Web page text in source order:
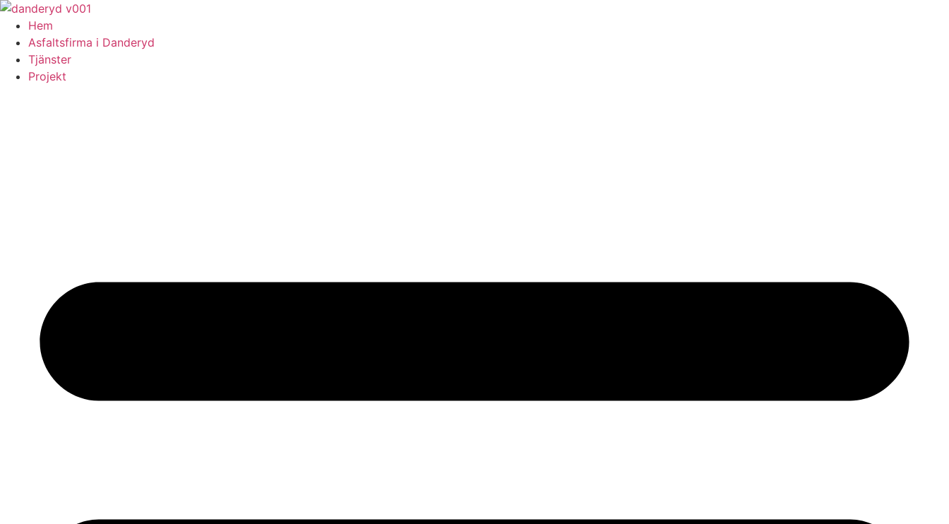
Skip
content
Hem
Asfaltsfirma i Danderyd
Tjänster
Projekt